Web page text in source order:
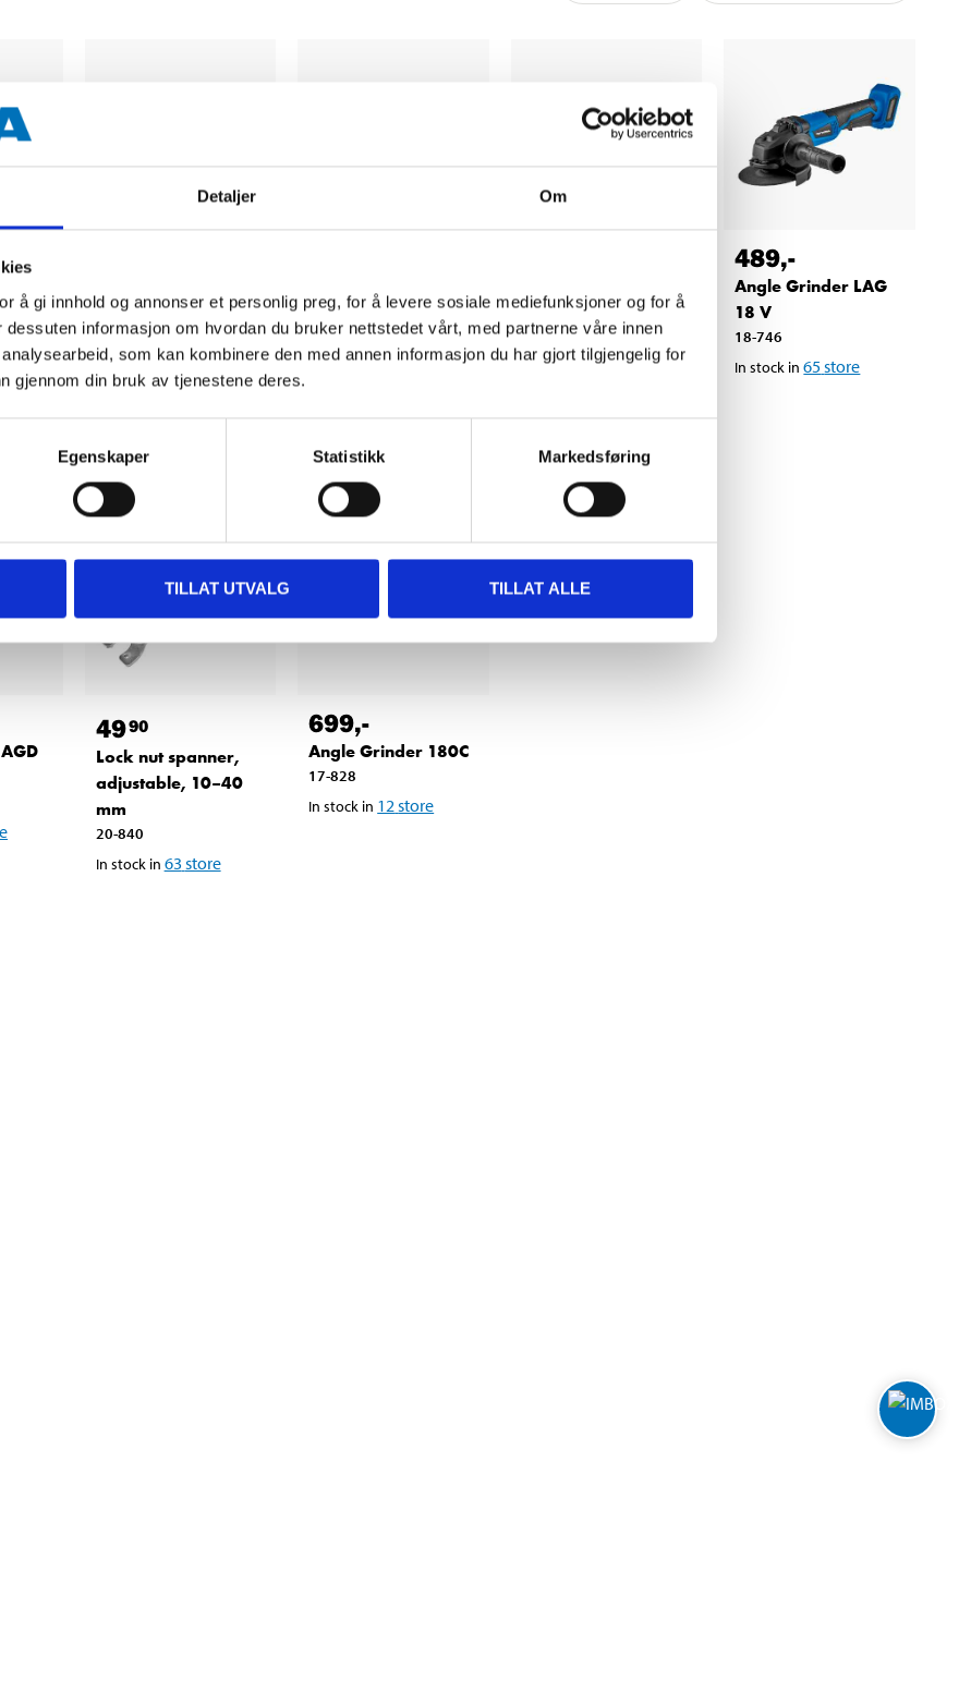
Detaljer Om
å gi innhold og annonser et personlig preg, for å levere sosiale mediefunksjoner og for å
informasjon om hvordan du bruker nettstedet vårt, med partnerne våre innen
som kan kombinere den med annen informasjon du har gjort tilgjengelig for
gjennom din bruk av tjenestene deres.
Egenskaper Statistikk Markedsføring
TILLAT UTVALG TILLAT ALLE
125
18-625
In stock in
65 store
125
18-622
64 store
230
18-623
In stock in
64 store
489,-
Angle Grinder LAG
18 V
18-746
In stock in 65store
4990
Lock nut spanner,
adjustable, 10–40
mm
20-840
In stock in 63 store
699,-
Angle Grinder 180C
17-828
In stock in 12store